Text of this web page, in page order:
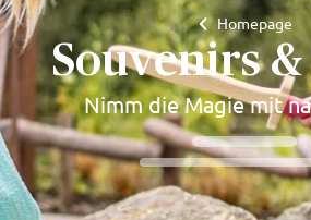
Homepage
Souvenirs &
Nimm die Magie mit